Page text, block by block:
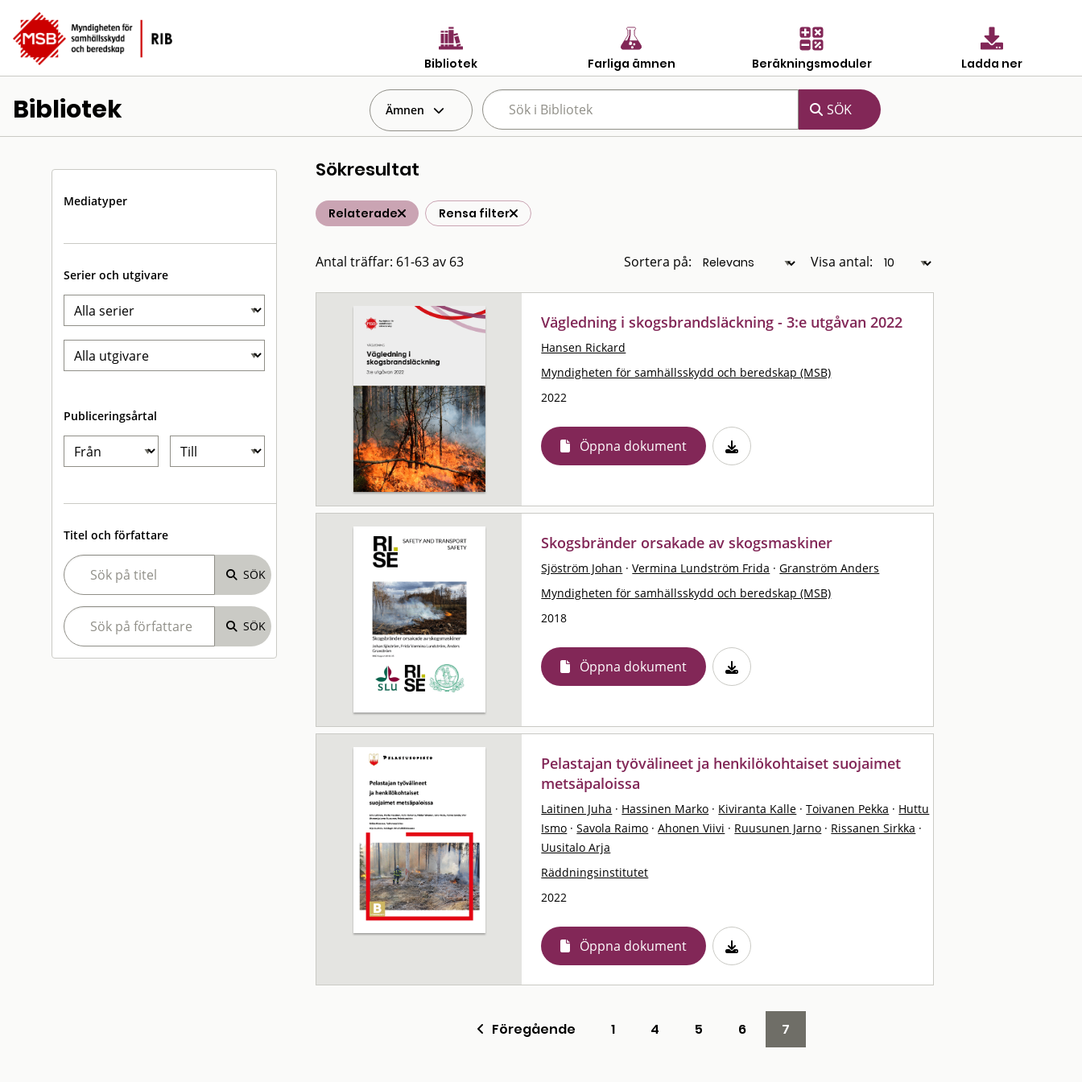
Bibliotek Farliga ämnen Beräkningsmoduler Ladda ner
Bibliotek Ämnen
Mediatyper
Serier och utgivare
Publiceringsårtal
Titel och författare
Sökresultat
Relaterade Rensa filter
Antal träffar: 61-63 av 63 Sortera på: Visa antal:
Vägledning i skogsbrandsläckning - 3:e utgåvan 2022
Hansen Rickard
Myndigheten för samhällsskydd och beredskap (MSB)
2022
Öppna dokument
Skogsbränder orsakade av skogsmaskiner
Sjöström Johan · Vermina Lundström Frida · Granström Anders
Myndigheten för samhällsskydd och beredskap (MSB)
2018
Öppna dokument
Pelastajan työvälineet ja henkilökohtaiset suojaimet
metsäpaloissa
Laitinen Juha · Hassinen Marko · Kiviranta Kalle · Toivanen Pekka · Huttu
Ismo · Savola Raimo · Ahonen Viivi · Ruusunen Jarno · Rissanen Sirkka ·
Uusitalo Arja
Räddningsinstitutet
2022
Öppna dokument
Föregående 1 4 5 6 7